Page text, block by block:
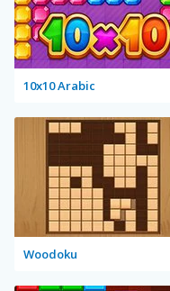
10x10 Arabic
Woodoku